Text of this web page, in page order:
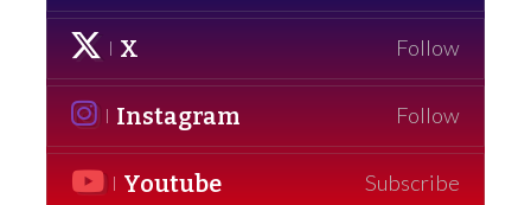
X Follow
Instagram Follow
Youtube Subscribe